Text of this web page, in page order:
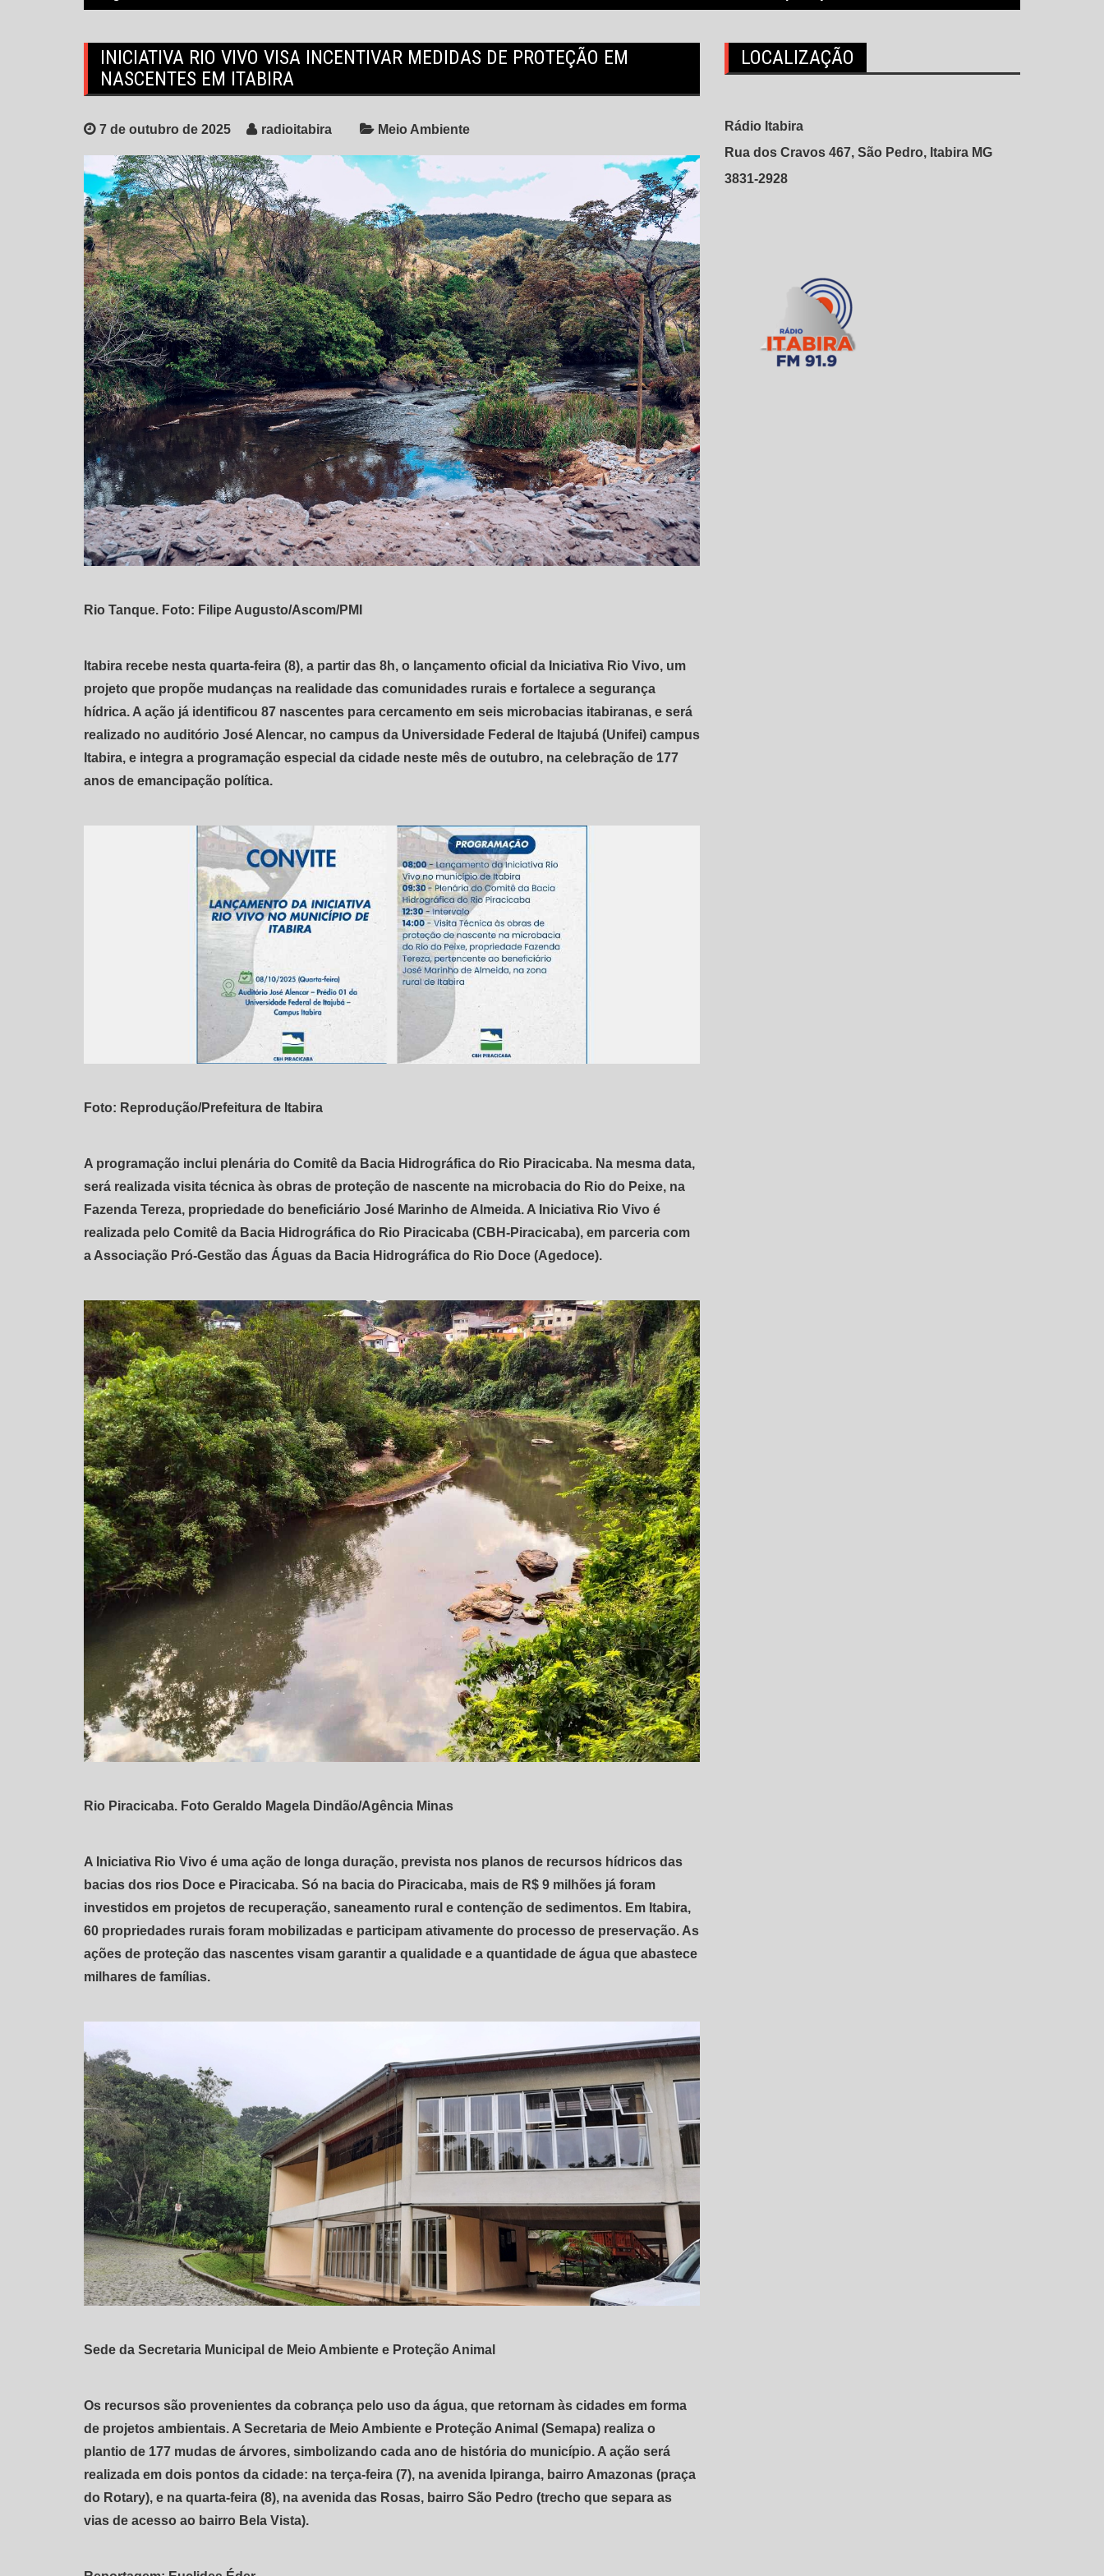
INICIATIVA RIO VIVO VISA INCENTIVAR MEDIDAS DE PROTEÇÃO EM
NASCENTES EM ITABIRA
7 de outubro de 2025 radioitabira Meio Ambiente
Rio Tanque. Foto: Filipe Augusto/Ascom/PMI
Itabira recebe nesta quarta-feira (8), a partir das 8h, o lançamento oficial da Iniciativa Rio Vivo, um
projeto que propõe mudanças na realidade das comunidades rurais e fortalece a segurança
hídrica. A ação já identificou 87 nascentes para cercamento em seis microbacias itabiranas, e será
realizado no auditório José Alencar, no campus da Universidade Federal de Itajubá (Unifei) campus
Itabira, e integra a programação especial da cidade neste mês de outubro, na celebração de 177
anos de emancipação política.
Foto: Reprodução/Prefeitura de Itabira
A programação inclui plenária do Comitê da Bacia Hidrográfica do Rio Piracicaba. Na mesma data,
será realizada visita técnica às obras de proteção de nascente na microbacia do Rio do Peixe, na
Fazenda Tereza, propriedade do beneficiário José Marinho de Almeida. A Iniciativa Rio Vivo é
realizada pelo Comitê da Bacia Hidrográfica do Rio Piracicaba (CBH-Piracicaba), em parceria com
a Associação Pró-Gestão das Águas da Bacia Hidrográfica do Rio Doce (Agedoce).
Rio Piracicaba. Foto Geraldo Magela Dindão/Agência Minas
A Iniciativa Rio Vivo é uma ação de longa duração, prevista nos planos de recursos hídricos das
bacias dos rios Doce e Piracicaba. Só na bacia do Piracicaba, mais de R$ 9 milhões já foram
investidos em projetos de recuperação, saneamento rural e contenção de sedimentos. Em Itabira,
60 propriedades rurais foram mobilizadas e participam ativamente do processo de preservação. As
ações de proteção das nascentes visam garantir a qualidade e a quantidade de água que abastece
milhares de famílias.
Sede da Secretaria Municipal de Meio Ambiente e Proteção Animal
Os recursos são provenientes da cobrança pelo uso da água, que retornam às cidades em forma
de projetos ambientais. A Secretaria de Meio Ambiente e Proteção Animal (Semapa) realiza o
plantio de 177 mudas de árvores, simbolizando cada ano de história do município. A ação será
realizada em dois pontos da cidade: na terça-feira (7), na avenida Ipiranga, bairro Amazonas (praça
do Rotary), e na quarta-feira (8), na avenida das Rosas, bairro São Pedro (trecho que separa as
vias de acesso ao bairro Bela Vista).
LOCALIZAÇÃO
Rádio Itabira
Rua dos Cravos 467, São Pedro, Itabira MG
3831-2928